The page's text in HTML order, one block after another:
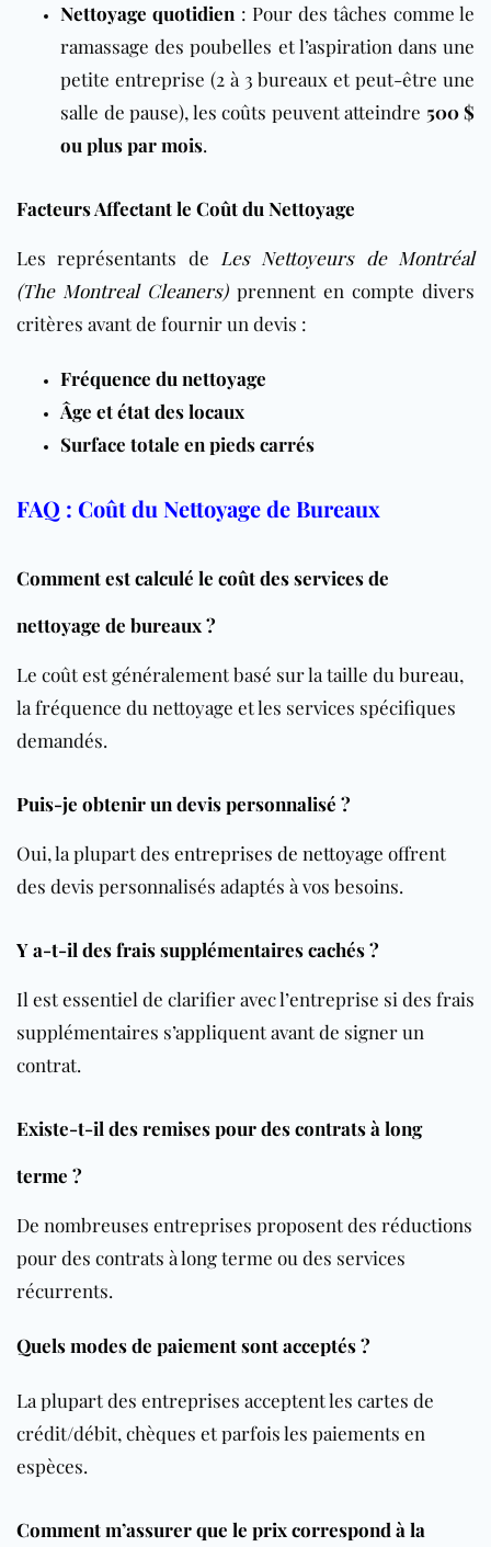
Nettoyage quotidien : Pour des tâches comme le
ramassage des poubelles et l’aspiration dans une
petite entreprise (2 à 3 bureaux et peut-être une
salle de pause), les coûts peuvent atteindre 500 $
ou plus par mois.
Facteurs Affectant le Coût du Nettoyage
Les représentants de Les Nettoyeurs de Montréal
(The Montreal Cleaners)prennent en compte divers
critères avant de fournir un devis :
Fréquence du nettoyage
Âge et état des locaux
Surface totale en pieds carrés
FAQ : Coût du Nettoyage de Bureaux
Comment est calculé le coût des services de
nettoyage de bureaux ?
Le coût est généralement basé sur la taille du bureau,
la fréquence du nettoyage et les services spécifiques
demandés.
Puis-je obtenir un devis personnalisé ?
Oui, la plupart des entreprises de nettoyage offrent
des devis personnalisés adaptés à vos besoins.
Y a-t-il des frais supplémentaires cachés ?
Il est essentiel de clarifier avec l’entreprise si des frais
supplémentaires s’appliquent avant de signer un
contrat.
Existe-t-il des remises pour des contrats à long
terme ?
De nombreuses entreprises proposent des réductions
pour des contrats à long terme ou des services
récurrents.
Quels modes de paiement sont acceptés ?
La plupart des entreprises acceptent les cartes de
crédit/débit, chèques et parfois les paiements en
espèces.
Comment m’assurer que le prix correspond à la